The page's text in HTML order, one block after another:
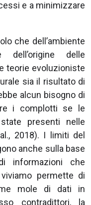
e a minimizzare
che dell’ambiente
dell’origine delle
teorie evoluzioniste
sia il risultato di
alcun bisogno di
i complotti se le
presenti nelle
2018). I limiti del
anche sulla base
informazioni che
permette di
mole di dati in
contradittori, la